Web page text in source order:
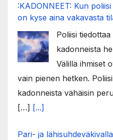
:KADONNEET: Kun
on kyse aina vakavasta
Poliisi
kadonneista
Välillä ihmiset
vain pienen hetken.
kadonneista vähäisin
[…] [...]
Pari- ja